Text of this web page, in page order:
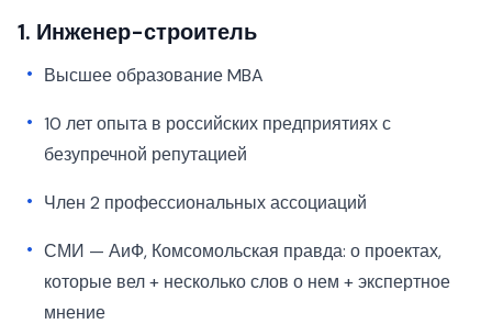
1. Инженер-строитель
Высшее образование MBA
10 лет опыта в российских предприятиях с
безупречной репутацией
Член 2 профессиональных ассоциаций
СМИ — АиФ, Комсомольская правда: о проектах,
которые вел + несколько слов о нем + экспертное
мнение